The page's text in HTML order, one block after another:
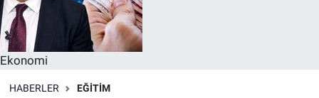
Ekonomi
HABERLER EĞITIM